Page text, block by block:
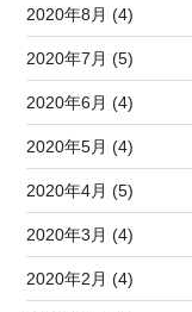
2020年8月 (4)
2020年7月 (5)
2020年6月 (4)
2020年5月 (4)
2020年4月 (5)
2020年3月 (4)
2020年2月 (4)